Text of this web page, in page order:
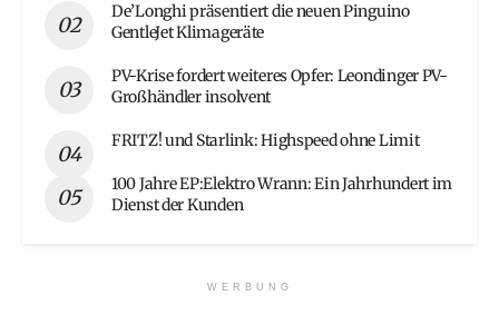
De’Longhi präsentiert die neuen Pinguino
GentleJet Klimageräte
PV-Krise fordert weiteres Opfer: Leondinger PV-
Großhändler insolvent
FRITZ! und Starlink: Highspeed ohne Limit
100 Jahre EP:Elektro Wrann: Ein Jahrhundert im
Dienst der Kunden
WERBUNG